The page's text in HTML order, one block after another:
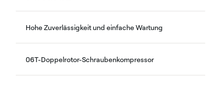
Hohe Zuverlässigkeit und einfache Wartung
06T-Doppelrotor-Schraubenkompressor